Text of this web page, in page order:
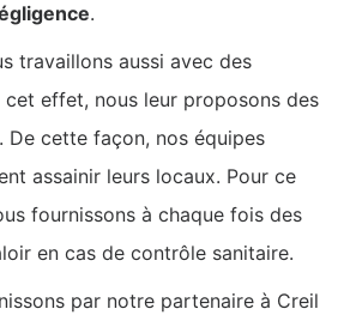
.
travaillons aussi avec des
effet, nous leur proposons des
cette façon, nos équipes
assainir leurs locaux. Pour ce
fournissons à chaque fois des
en cas de contrôle sanitaire.
par notre partenaire à Creil